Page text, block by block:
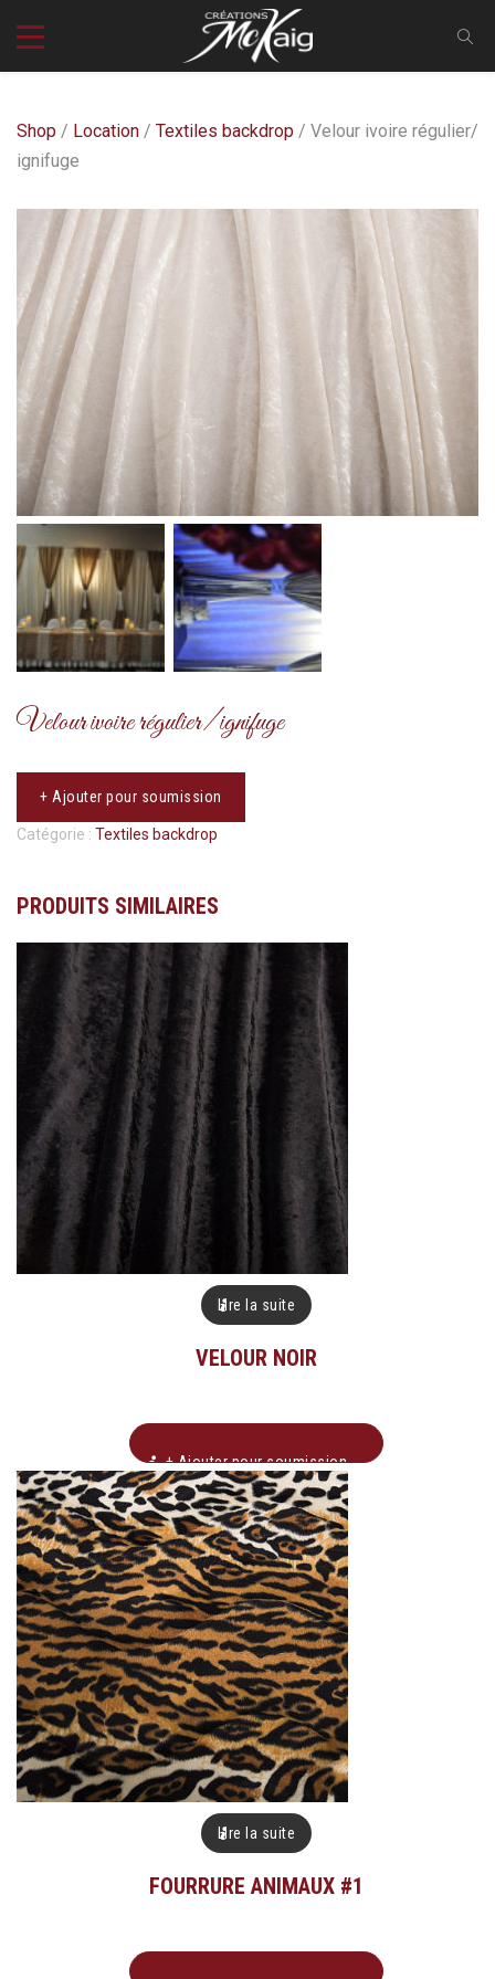
Shop / Location / Textiles backdrop / Velour ivoire régulier/
ignifuge
Velour ivoire régulier/ ignifuge
+ Ajouter pour soumission
Catégorie : Textiles backdrop
PRODUITS SIMILAIRES
Lire la suite
VELOUR NOIR
+ Ajouter pour soumission
Lire la suite
FOURRURE ANIMAUX #1